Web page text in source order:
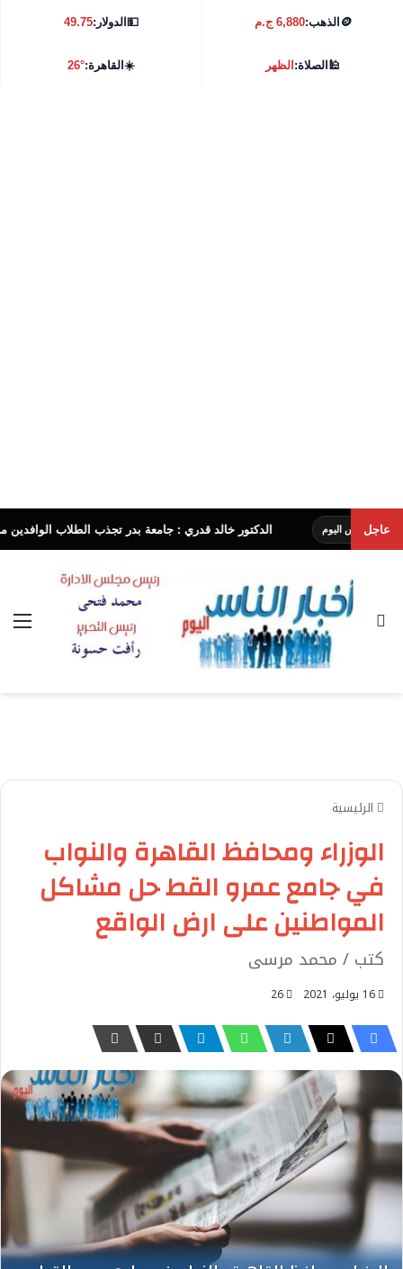
🪙 الذهب:6,880 ج.م 💵الدولار:49.75
🕌الصلاة:الظهر ☀️القاهرة:26°
عاجل
اليوم الدكتور خالد قدري : جامعة بدر تجذب الطلاب الوافدين من
بحث عن
الرئيسية
الوزراء ومحافظ القاهرة والنواب
في جامع عمرو القط حل مشاكل
المواطنين على ارض الواقع
كتب / محمد مرسى
16 يوليو، 2021 26